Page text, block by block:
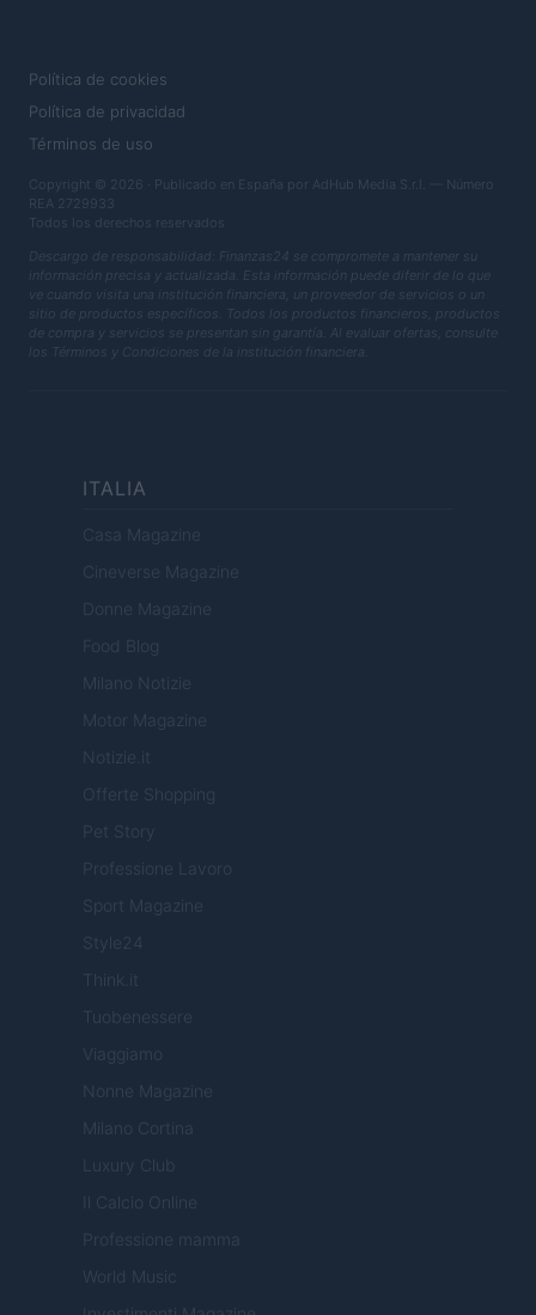
Política de cookies
Política de privacidad
Términos de uso
Copyright © 2026 · Publicado en España por AdHub Media S.r.l. — Número
REA 2729933
Todos los derechos reservados
Descargo de responsabilidad: Finanzas24 se compromete a mantener su
información precisa y actualizada. Esta información puede diferir de lo que
ve cuando visita una institución financiera, un proveedor de servicios o un
sitio de productos específicos. Todos los productos financieros, productos
de compra y servicios se presentan sin garantía. Al evaluar ofertas, consulte
los Términos y Condiciones de la institución financiera.
ITALIA
Casa Magazine
Cineverse Magazine
Donne Magazine
Food Blog
Milano Notizie
Motor Magazine
Notizie.it
Offerte Shopping
Pet Story
Professione Lavoro
Sport Magazine
Style24
Think.it
Tuobenessere
Viaggiamo
Nonne Magazine
Milano Cortina
Luxury Club
Il Calcio Online
Professione mamma
World Music